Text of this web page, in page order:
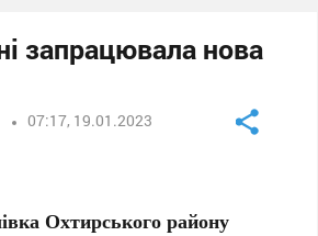
запрацювала нова
07:17, 19.01.2023
Охтирського району